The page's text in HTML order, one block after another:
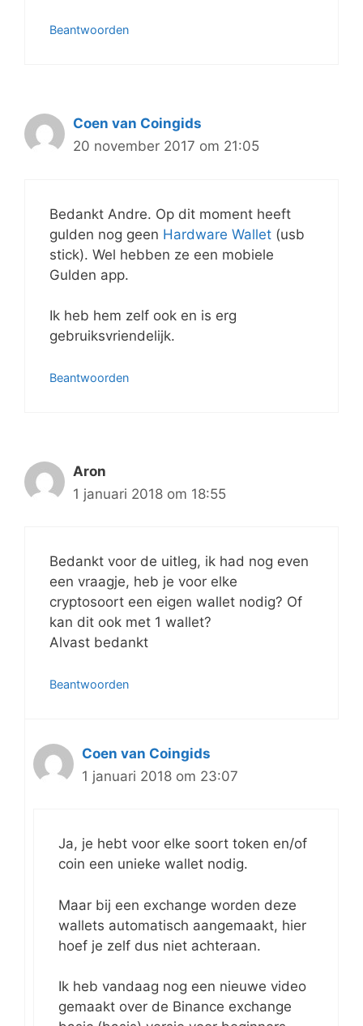
Beantwoorden
Coen van Coingids
20 november 2017 om 21:05
Bedankt Andre. Op dit moment heeft
gulden nog geen Hardware Wallet (usb
stick). Wel hebben ze een mobiele
Gulden app.
Ik heb hem zelf ook en is erg
gebruiksvriendelijk.
Beantwoorden
Aron
1 januari 2018 om 18:55
Bedankt voor de uitleg, ik had nog even
een vraagje, heb je voor elke
cryptosoort een eigen wallet nodig? Of
kan dit ook met 1 wallet?
Alvast bedankt
Beantwoorden
Coen van Coingids
1 januari 2018 om 23:07
Ja, je hebt voor elke soort token en/of
coin een unieke wallet nodig.
Maar bij een exchange worden deze
wallets automatisch aangemaakt, hier
hoef je zelf dus niet achteraan.
Ik heb vandaag nog een nieuwe video
gemaakt over de Binance exchange